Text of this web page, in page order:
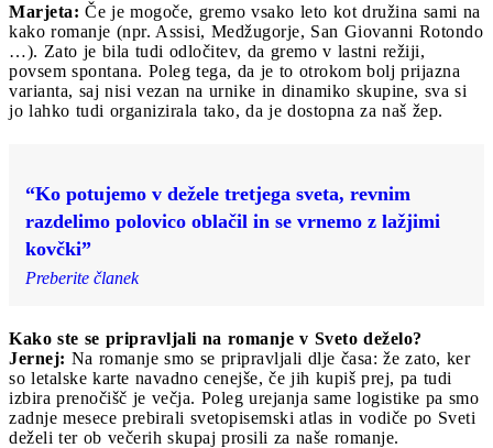
Marjeta: Če je mogoče, gremo vsako leto kot družina sami na
kako romanje (npr. Assisi, Medžugorje, San Giovanni Rotondo
…). Zato je bila tudi odločitev, da gremo v lastni režiji,
povsem spontana. Poleg tega, da je to otrokom bolj prijazna
varianta, saj nisi vezan na urnike in dinamiko skupine, sva si
jo lahko tudi organizirala tako, da je dostopna za naš žep.
“Ko potujemo v dežele tretjega sveta, revnim
razdelimo polovico oblačil in se vrnemo z lažjimi
kovčki”
Preberite članek
Kako ste se pripravljali na romanje v Sveto deželo?
Jernej: Na romanje smo se pripravljali dlje časa: že zato, ker
so letalske karte navadno cenejše, če jih kupiš prej, pa tudi
izbira prenočišč je večja. Poleg urejanja same logistike pa smo
zadnje mesece prebirali svetopisemski atlas in vodiče po Sveti
deželi ter ob večerih skupaj prosili za naše romanje.